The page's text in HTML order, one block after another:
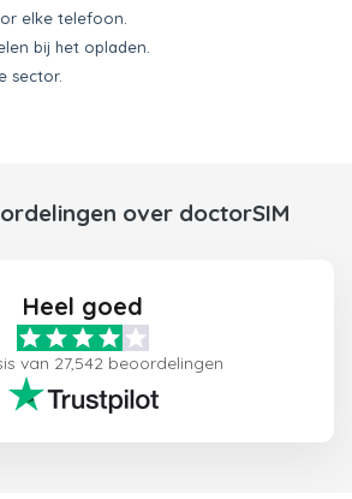
elke telefoon.
bij het opladen.
sector.
over doctorSIM
Heel goed
van 27,542 beoordelingen